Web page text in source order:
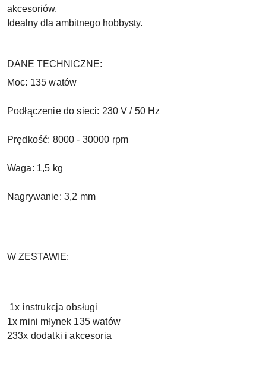
akcesoriów.
Idealny dla ambitnego hobbysty.
DANE TECHNICZNE:
Moc: 135 watów
Podłączenie do sieci: 230 V / 50 Hz
Prędkość: 8000 - 30000 rpm
Waga: 1,5 kg
Nagrywanie: 3,2 mm
W ZESTAWIE:
1x instrukcja obsługi
1x mini młynek 135 watów
233x dodatki i akcesoria